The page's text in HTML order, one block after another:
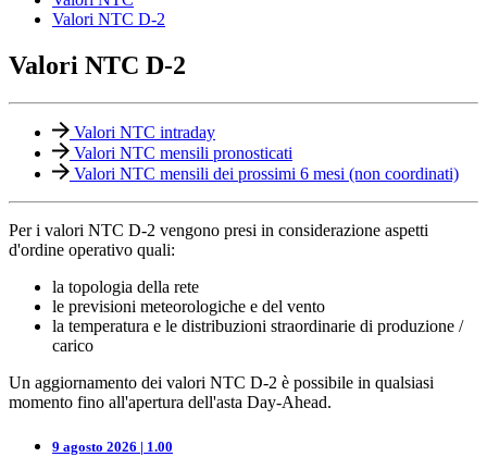
Valori NTC D-2
Valori NTC D-2
Valori NTC intraday
Valori NTC mensili pronosticati
Valori NTC mensili dei prossimi 6 mesi (non coordinati)
Per i valori NTC D-2 vengono presi in considerazione aspetti
d'ordine operativo quali:
la topologia della rete
le previsioni meteorologiche e del vento
la temperatura e le distribuzioni straordinarie di produzione /
carico
Un aggiornamento dei valori NTC D-2 è possibile in qualsiasi
momento fino all'apertura dell'asta Day-Ahead.
9 agosto 2026 | 1.00